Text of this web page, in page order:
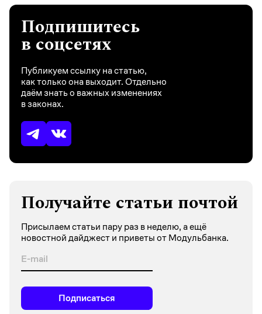
Подпишитесь
в соцсетях
Публикуем ссылку на статью,
как только она выходит. Отдельно
даём знать о важных изменениях
в законах.
Получайте статьи почтой
Присылаем статьи пару раз в неделю, а ещё
новостной дайджест и приветы от Модульбанка.
Подписаться